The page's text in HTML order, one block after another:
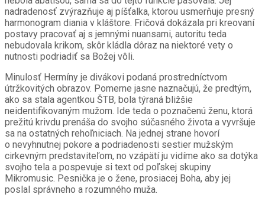
nadradenosť zvýrazňuje aj píšťalka, ktorou usmerňuje presný
harmonogram diania v kláštore. Fričová dokázala pri kreovaní
postavy pracovať aj s jemnými nuansami, autoritu teda
nebudovala krikom, skôr kládla dôraz na niektoré vety o
nutnosti podriadiť sa Božej vôli.
Minulosť Hermíny je divákovi podaná prostredníctvom
útržkovitých obrazov. Pomerne jasne naznačujú, že predtým,
ako sa stala agentkou ŠTB, bola týraná bližšie
neidentifikovaným mužom. Ide teda o poznačenú ženu, ktorá
prežitú krivdu prenáša do svojho súčasného života a vyvršuje
sa na ostatných rehoľniciach. Na jednej strane hovorí
o nevyhnutnej pokore a podriadenosti sestier mužským
cirkevným predstaviteľom, no vzápätí ju vidíme ako sa dotýka
svojho tela a pospevuje si text od poľskej skupiny
Mikromusic. Pesnička je o žene, prosiacej Boha, aby jej
poslal správneho a rozumného muža.